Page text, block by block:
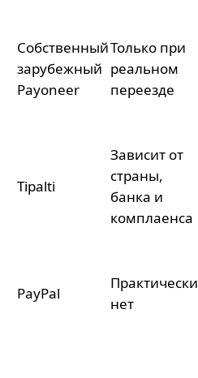
Собственный
зарубежный
Payoneer
Только при
реальном
переезде
Tipalti
Зависит от
страны,
банка и
комплаенса
PayPal
Практически
нет